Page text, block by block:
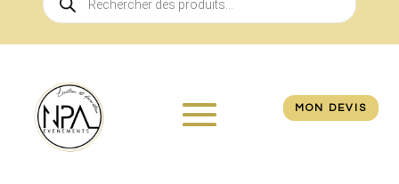
de
produits
MON DEVIS